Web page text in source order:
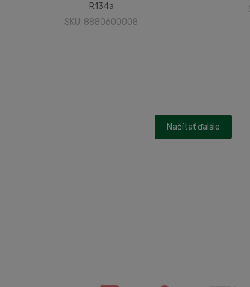
R134a
SKU: 8880600008
Načítať ďalšie